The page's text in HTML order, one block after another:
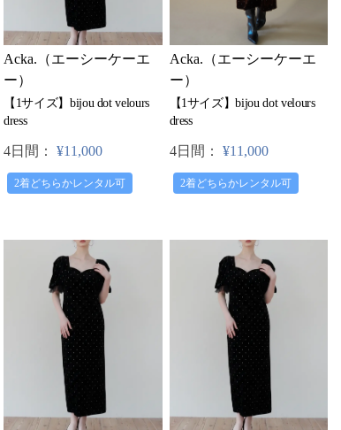
Acka.（エーシーケーエ
ー）
【1サイズ】bijou dot velours
dress
4日間： ¥11,000
2着どちらかレンタル可
Acka.（エーシーケーエ
ー）
【1サイズ】bijou dot velours
dress
4日間： ¥11,000
2着どちらかレンタル可